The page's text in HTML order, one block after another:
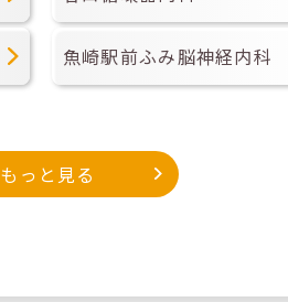
魚崎駅前ふみ脳神経内科
もっと見る